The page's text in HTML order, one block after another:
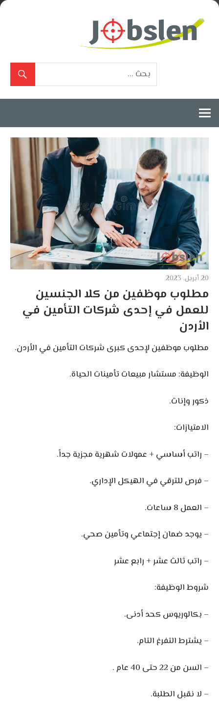
Skip
20 أبريل، 2023
مطلوب موظفين من كلا الجنسين
للعمل في إحدى شركات التأمين في
الأردن
مطلوب موظفين لإحدى كبرى شركات التأمين في الأردن.
الوظيفة: مستشار مبيعات تأمينات الحياة.
ذكور وإناث.
الامتيازات:
– راتب أساسي + عمولات شهرية مجزية جداً.
– فرص للترقي في الهيكل الإداري.
– العمل 8 ساعات.
– يوجد ضمان إجتماعي وتأمين صحي.
– راتب ثالث عشر + رابع عشر
شروط الوظيفة:
– بكالوريوس كحد أدنى.
– يشترط التفرغ التام.
– السن من 22 حتى 40 عام .
– لا نقبل الطلبة.